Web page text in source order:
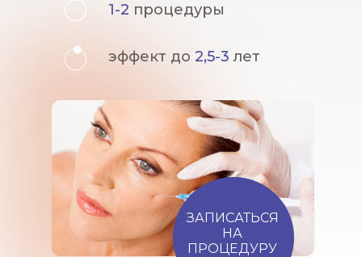
1-2 процедуры
ЗАПИСАТЬСЯ
НА
ПРОЦЕДУРУ
эффект до 2,5-3 лет